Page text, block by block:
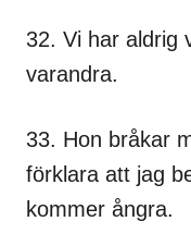
32. Vi har aldrig
varandra.
33. Hon bråkar
förklara att jag
kommer ångra.